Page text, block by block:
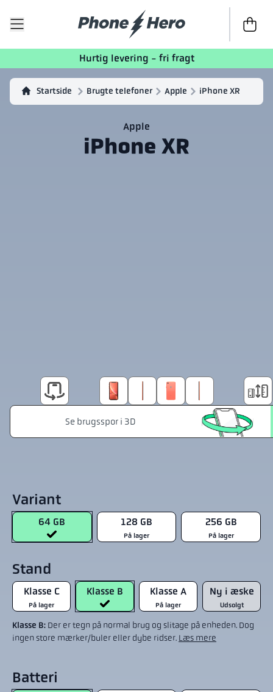
Til
Hurtig levering - fri fragt
Startside Brugte telefoner Apple iPhone XR
Apple
iPhone XR
Variant
64 GB 128 GB
På lager
256 GB
På lager
Stand
Klasse C
På lager
Klasse B Klasse A
På lager
Ny i æske
Udsolgt
Klasse B: Der er tegn på normal brug og slitage på enheden. Dog
ingen store mærker/buler eller dybe ridser. Læs mere
Batteri